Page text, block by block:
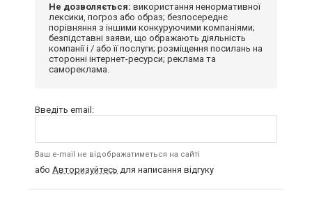
Не дозволяється: використання ненормативної
лексики, погроз або образ; безпосереднє
порівняння з іншими конкуруючими компаніями;
безпідставні заяви, що ображають діяльність
компанії і / або її послуги; розміщення посилань на
сторонні інтернет-ресурси; реклама та
самореклама.
Введіть email:
Ваш e-mail не відображатиметься на сайті
або Авторизуйтесь для написання відгуку